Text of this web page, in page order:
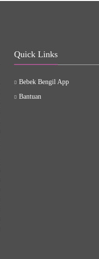
Quick Links
Bebek Bengil App
Bantuan